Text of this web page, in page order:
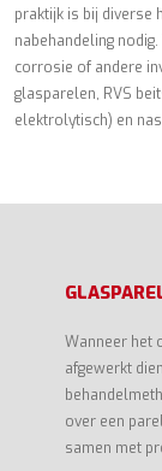
praktijk is bij diverse
nabehandeling
corrosie of andere
glasparelen, RVS
elektrolytisch) en
Wanneer het
afgewerkt
over een
samen met